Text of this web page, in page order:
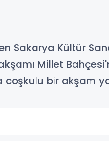
Sakarya Kültür
Millet
coşkulu bir akşam